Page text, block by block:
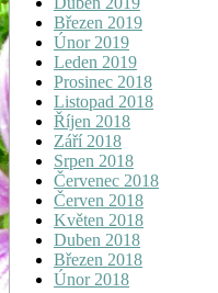
Březen 2019
Únor 2019
Leden 2019
Prosinec 2018
Listopad 2018
Říjen 2018
Září 2018
Srpen 2018
Červenec 2018
Červen 2018
Květen 2018
Duben 2018
Březen 2018
Únor 2018